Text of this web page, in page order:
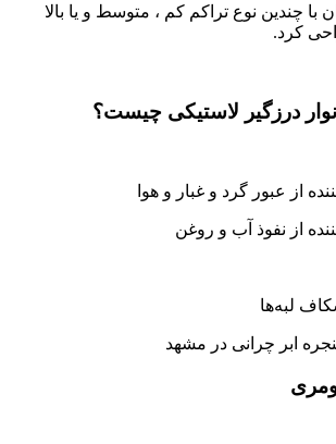
با چندین نوع تراکم کم ، متوسط و یا بالا
کرد.
درزگیر لاستیکی چیست؟
از عبور گرد و غبار و هوا
از نفوذ آب و روغن
لبه‌ها
ابر چرانی در مشهد